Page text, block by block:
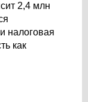
2,4 млн
налоговая
как